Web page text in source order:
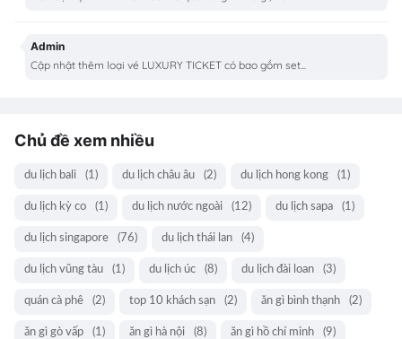
Admin
Cập nhật thêm loại vé LUXURY TICKET có bao gồm set...
Chủ đề xem nhiều
du lịch bali (1) du lịch châu âu (2) du lịch hong kong (1)
du lịch kỳ co (1) du lịch nước ngoài (12) du lịch sapa (1)
du lịch singapore (76) du lịch thái lan (4)
du lịch vũng tàu (1) du lịch úc (8) du lịch đài loan (3)
quán cà phê (2) top 10 khách sạn (2) ăn gì bình thạnh (2)
ăn gì gò vấp (1) ăn gì hà nội (8) ăn gì hồ chí minh (9)